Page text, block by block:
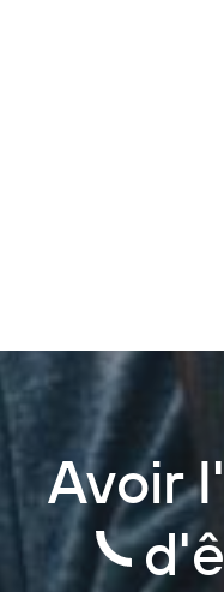
Avoir